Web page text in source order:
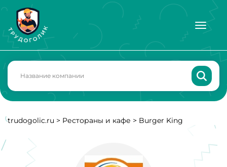
trudogolic.ru > Рестораны и кафе > Burger King